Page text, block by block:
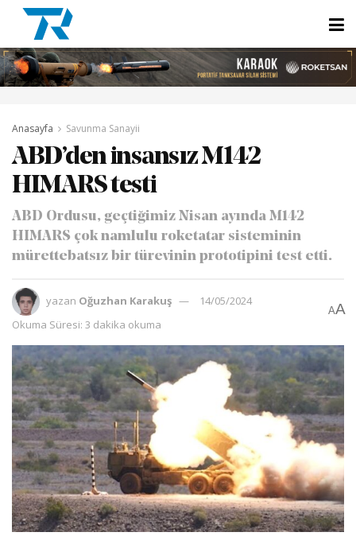
Anasayfa Savunma Sanayii
ABD’den insansız M142
HIMARS testi
ABD Ordusu, geçtiğimiz Nisan ayında M142
HIMARS çok namlulu roketatar sisteminin
mürettebatsız bir türevinin prototipini test etti.
yazan Oğuzhan Karakuş
14/05/2024
Okuma Süresi: 3 dakika okuma
AA